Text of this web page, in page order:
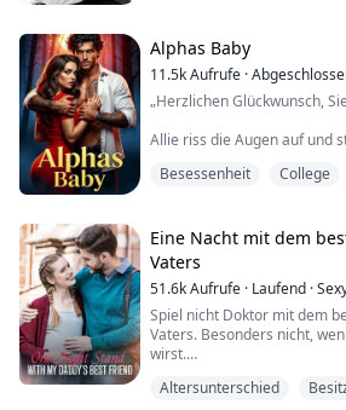
viele heiße Begegnungen.
Eine Firmenrichtlinie: Keine
Eine unwiderstehliche
Klappentext:
Dieses Jahr war wirklich hart,
Alphas Baby
11.5kAufrufe ·
„Herzlichen Glückwunsch,
Allie riss die Augen auf und
„Mit dem Baby eines
„Es scheint so.“
„Ach, verdammt!“
Footballstar aus einer
Besessenheit College
Eine Nacht mit dem
Vaters
51.6kAufrufe · Laufend ·
Spiel nicht Doktor mit dem
Vaters. Besonders nicht,
wirst.
Eine Nacht mit Doktor
Altersunterschied